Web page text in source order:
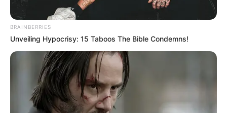
BRAINBERRIES
Unveiling Hypocrisy: 15 Taboos The Bible Condemns!